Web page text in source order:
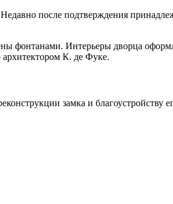
после подтверждения
фонтанами. Интерьеры дворца
К. де Фуке.
замка и благоустройству